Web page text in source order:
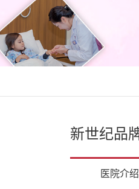
新世纪品
医院介绍